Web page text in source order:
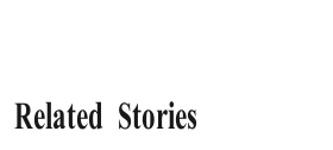
Related Stories